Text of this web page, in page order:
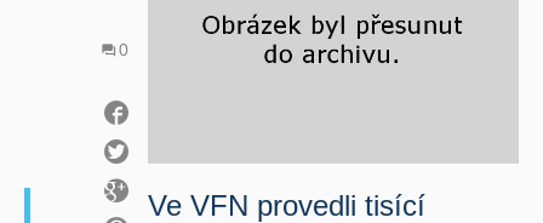
0
Ve VFN provedli tisící